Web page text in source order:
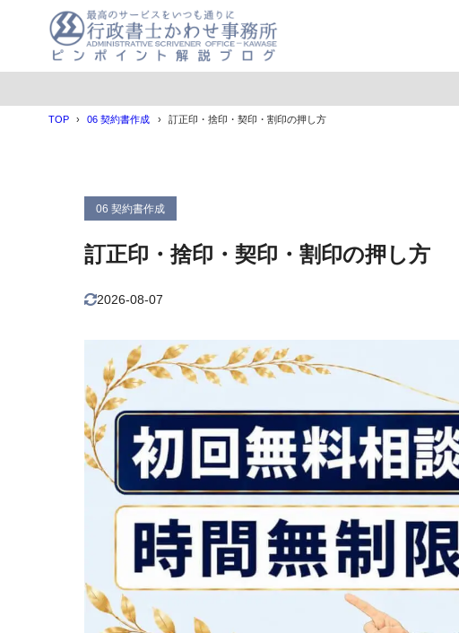
TOP 06 契約書作成 訂正印・捨印・契印・割印の押し方
06 契約書作成
訂正印・捨印・契印・割印の押し方
2026-08-07
1 訂正印の押し方
3 契印の押し方